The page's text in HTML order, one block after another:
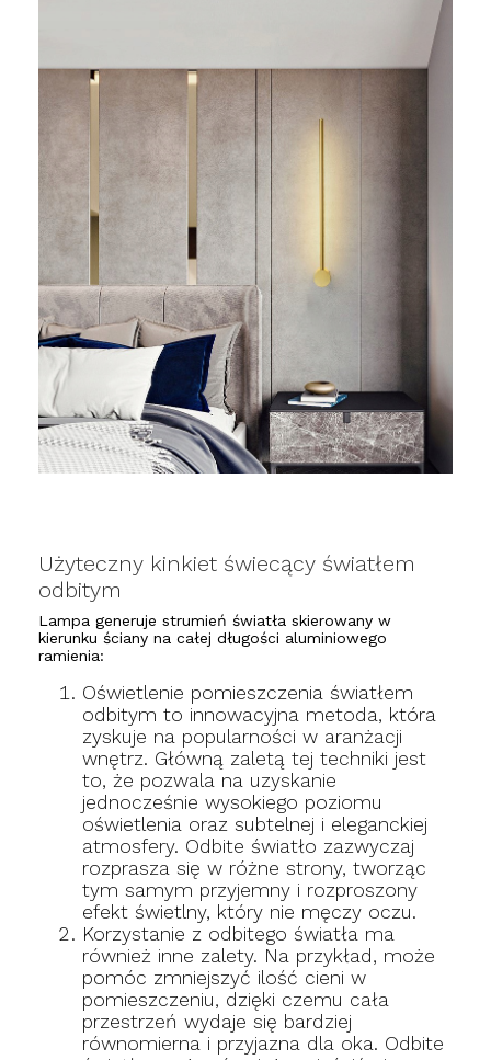
Użyteczny kinkiet świecący światłem
odbitym
Lampa generuje strumień światła skierowany w
kierunku ściany na całej długości aluminiowego
ramienia:
Oświetlenie pomieszczenia światłem
odbitym to innowacyjna metoda, która
zyskuje na popularności w aranżacji
wnętrz. Główną zaletą tej techniki jest
to, że pozwala na uzyskanie
jednocześnie wysokiego poziomu
oświetlenia oraz subtelnej i eleganckiej
atmosfery. Odbite światło zazwyczaj
rozprasza się w różne strony, tworząc
tym samym przyjemny i rozproszony
efekt świetlny, który nie męczy oczu.
Korzystanie z odbitego światła ma
również inne zalety. Na przykład, może
pomóc zmniejszyć ilość cieni w
pomieszczeniu, dzięki czemu cała
przestrzeń wydaje się bardziej
równomierna i przyjazna dla oka. Odbite